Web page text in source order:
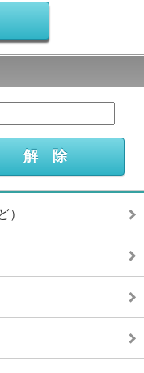
）